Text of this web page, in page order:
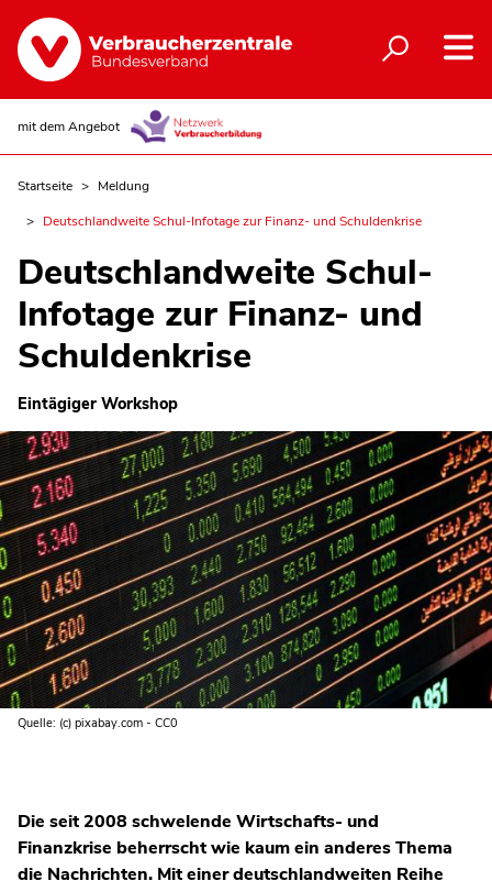
mit dem Angebot
Startseite
Meldung
Deutschlandweite Schul-Infotage zur Finanz- und Schuldenkrise
Deutschlandweite Schul-
Infotage zur Finanz- und
Schuldenkrise
Eintägiger Workshop
Quelle: (c) pixabay.com - CC0
Die seit 2008 schwelende Wirtschafts- und
Finanzkrise beherrscht wie kaum ein anderes Thema
die Nachrichten. Mit einer deutschlandweiten Reihe